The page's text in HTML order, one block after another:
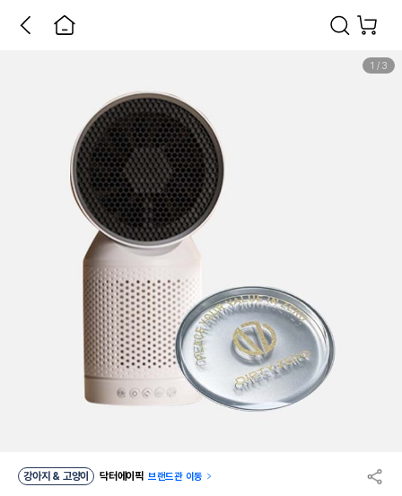
1 / 3
강아지 & 고양이 닥터에이픽 브랜드관 이동